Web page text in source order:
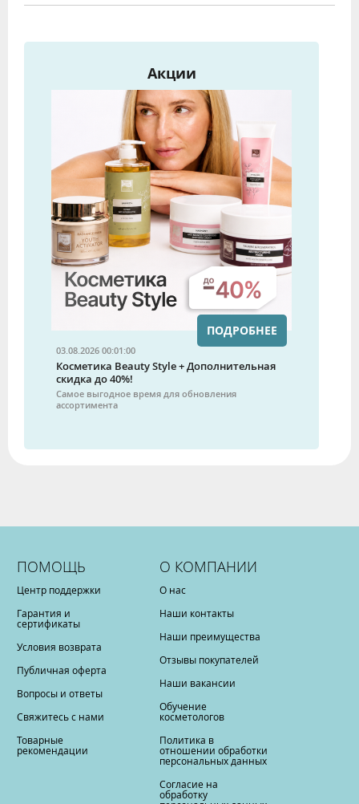
Акции
03.08.2026 00:01:00
Косметика Beauty Style + Дополнительная
скидка до 40%!
Самое выгодное время для обновления
ассортимента
ПОДРОБНЕЕ
ПОМОЩЬ
Центр поддержки
Гарантия и
сертификаты
Условия возврата
Публичная оферта
Вопросы и ответы
Свяжитесь с нами
Товарные
рекомендации
О КОМПАНИИ
О нас
Наши контакты
Наши преимущества
Отзывы покупателей
Наши вакансии
Обучение
косметологов
Политика в
отношении обработки
персональных данных
Согласие на
обработку